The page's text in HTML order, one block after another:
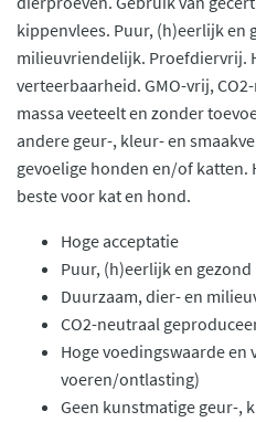
kippenvlees. Puur, (h)eerlijk en
milieuvriendelijk. Proefdiervrij.
verteerbaarheid. GMO-vrij,
massa veeteelt en zonder
andere geur-, kleur- en
gevoelige honden en/of katten.
beste voor kat en hond.
Hoge acceptatie
Puur, (h)eerlijk en gezond
Duurzaam, dier- en
CO2-neutraal
Hoge voedingswaarde
voeren/ontlasting)
Geen kunstmatige geur-,